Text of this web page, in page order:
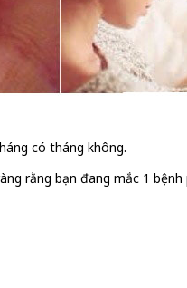
có tháng không.
rằng bạn đang mắc 1